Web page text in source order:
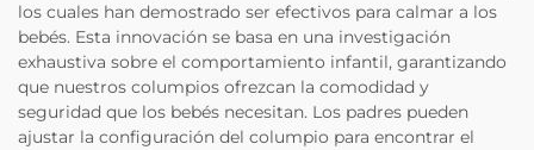
los cuales han demostrado ser efectivos para calmar a los
bebés. Esta innovación se basa en una investigación
exhaustiva sobre el comportamiento infantil, garantizando
que nuestros columpios ofrezcan la comodidad y
seguridad que los bebés necesitan. Los padres pueden
ajustar la configuración del columpio para encontrar el